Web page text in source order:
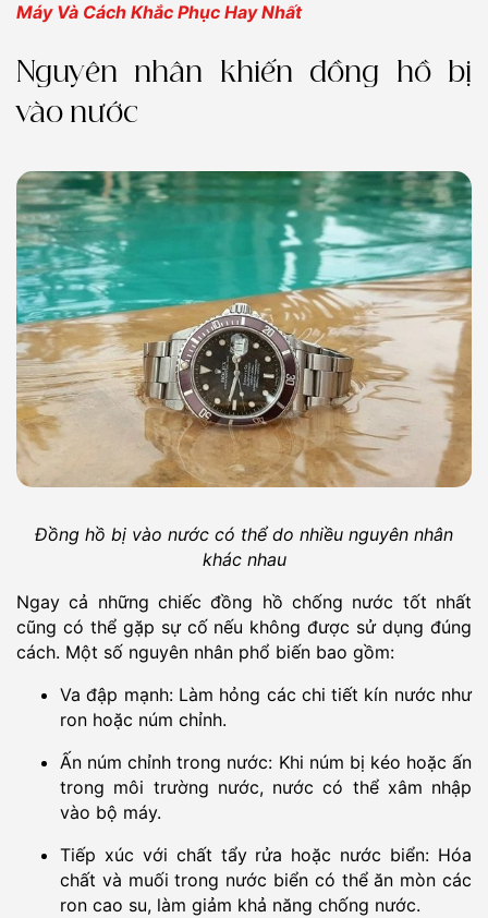
Máy Và Cách Khắc Phục Hay Nhất
Nguyên nhân khiến đồng hồ bị
vào nước
Đồng hồ bị vào nước có thể do nhiều nguyên nhân
khác nhau
Ngay cả những chiếc đồng hồ chống nước tốt nhất
cũng có thể gặp sự cố nếu không được sử dụng đúng
cách. Một số nguyên nhân phổ biến bao gồm:
Va đập mạnh: Làm hỏng các chi tiết kín nước như
ron hoặc núm chỉnh.
Ấn núm chỉnh trong nước: Khi núm bị kéo hoặc ấn
trong môi trường nước, nước có thể xâm nhập
vào bộ máy.
Tiếp xúc với chất tẩy rửa hoặc nước biển: Hóa
chất và muối trong nước biển có thể ăn mòn các
ron cao su, làm giảm khả năng chống nước.